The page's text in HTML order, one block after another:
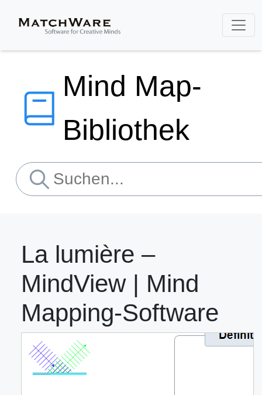
Mind Map-
Bibliothek
La lumière –
MindView | Mind
Mapping-Software